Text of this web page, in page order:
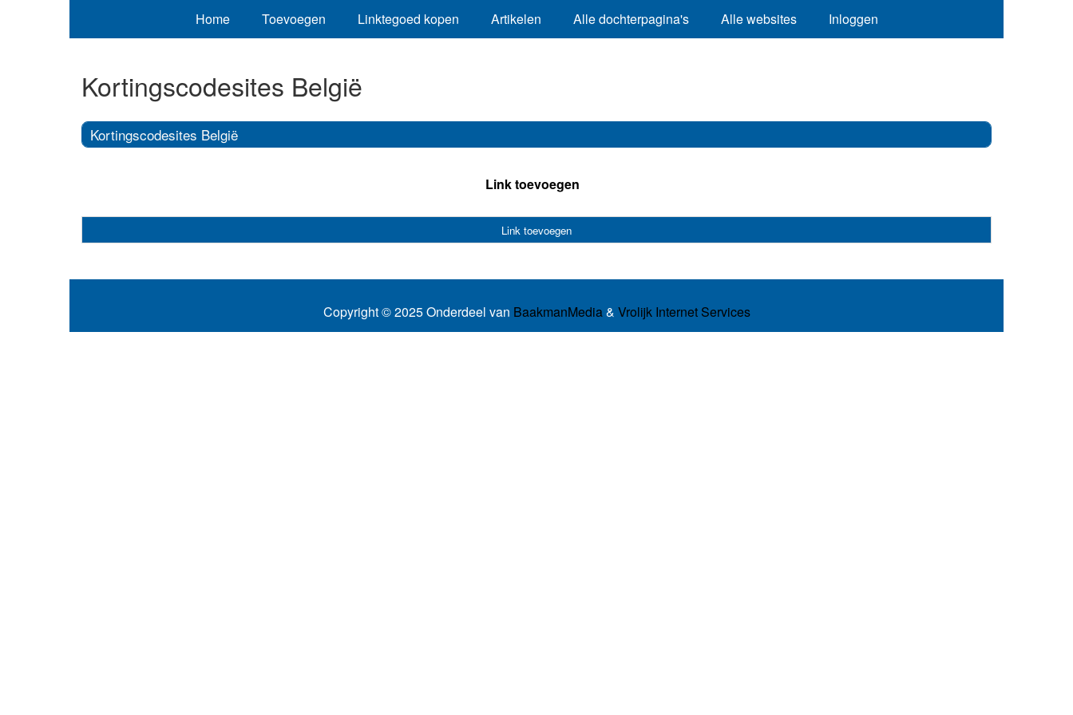
Home Toevoegen Linktegoed kopen Artikelen Alle dochterpagina's Alle websites Inloggen
Kortingscodesites België
Kortingscodesites België
Link toevoegen
Link toevoegen
Copyright © 2025 Onderdeel van BaakmanMedia& Vrolijk Internet Services